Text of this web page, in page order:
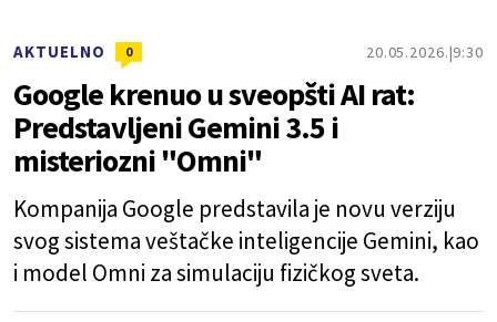
AKTUELNO 0 20.05.2026. 9:30
Google krenuo u sveopšti AI rat:
Predstavljeni Gemini 3.5 i
misteriozni "Omni"
Kompanija Google predstavila je novu verziju
svog sistema veštačke inteligencije Gemini, kao
i model Omni za simulaciju fizičkog sveta.